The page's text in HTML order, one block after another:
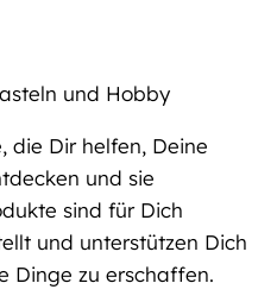
und Hobby
die Dir helfen, Deine
und sie
sind für Dich
und unterstützen Dich
Dinge zu erschaffen.